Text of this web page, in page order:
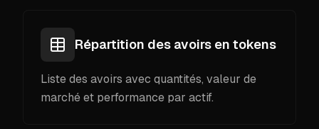
Répartition des avoirs en tokens
Liste des avoirs avec quantités, valeur de
marché et performance par actif.